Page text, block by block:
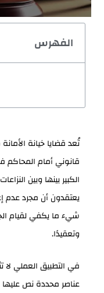
الفهرس
تُعد قضايا خيانة
قانوني أمام المحاكم
الكبير بينها وبين
يعتقدون أن مجرد عدم
شيء ما يكفي لقيام
وتعقيدًا.
في التطبيق العملي لا
عناصر محددة نص